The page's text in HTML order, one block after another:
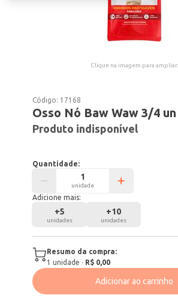
Clique na imagem para ampliar.
Código: 17168
Osso Nó Baw Waw 3/4 un
Produto indisponível
Quantidade:
unidade
Adicione mais:
+5
unidades
+10
unidades
Resumo da compra:
1 unidade · R$ 0,00
Adicionar ao carrinho